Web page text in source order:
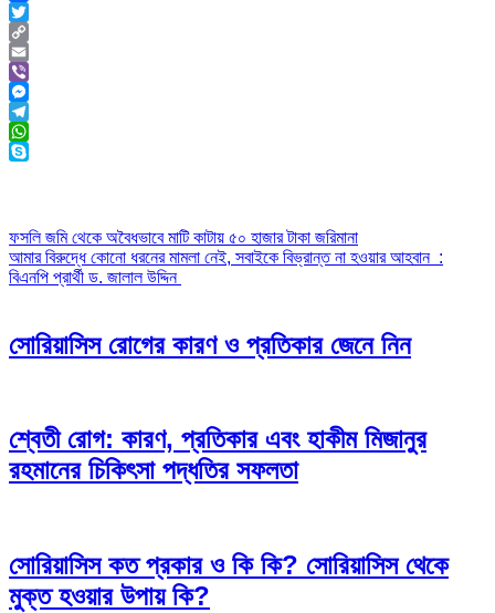
Facebook
Twitter
Copy
Link
Email
Viber
Messenger
Telegram
WhatsApp
Post
navigation
ফসলি জমি থেকে অবৈধভাবে মাটি কাটায় ৫০ হাজার টাকা জরিমানা
আমার বিরুদ্ধে কোনো ধরনের মামলা নেই, সবাইকে বিভ্রান্ত না হওয়ার আহবান :
বিএনপি প্রার্থী ড. জালাল উদ্দিন
সোরিয়াসিস রোগের কারণ ও প্রতিকার জেনে নিন
শ্বেতী রোগ: কারণ, প্রতিকার এবং হাকীম মিজানুর
রহমানের চিকিৎসা পদ্ধতির সফলতা
সোরিয়াসিস কত প্রকার ও কি কি? সোরিয়াসিস থেকে
মুক্ত হওয়ার উপায় কি?